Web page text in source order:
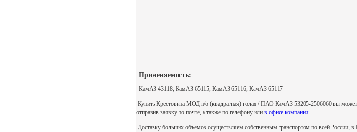
Применяемость:
КамАЗ 43118, КамАЗ 65115, КамАЗ 65116, КамАЗ 65117
Купить Крестовина МОД н/о (квадратная) голая / ПАО КамАЗ 53205-2506060 вы можете
отправив заявку по почте, а также по телефону или в офисе компании.
Доставку больших объемов осуществляем собственным транспортом по всей России,